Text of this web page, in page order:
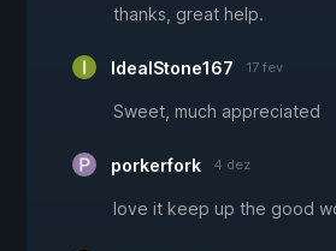
thanks, great help.
IdealStone167 17 fev
Sweet, much appreciated
porkerfork 4 dez
love it keep up the good